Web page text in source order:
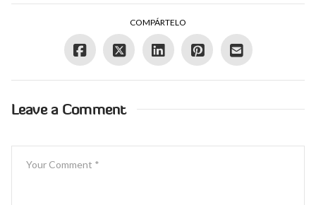
COMPÁRTELO
Leave a Comment